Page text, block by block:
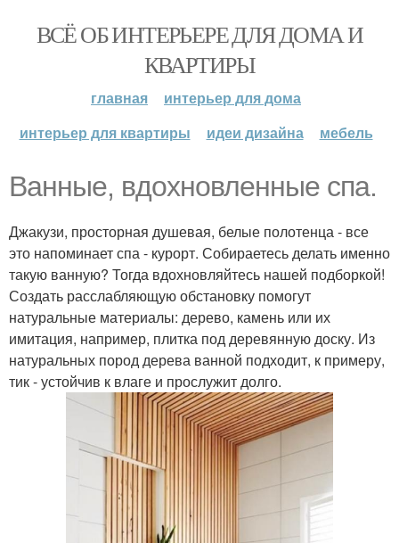
ВСЁ ОБ ИНТЕРЬЕРЕ ДЛЯ ДОМА И
КВАРТИРЫ
главная
интерьер для дома
интерьер для квартиры
идеи дизайна мебель
Ванные, вдохновленные спа.
Джакузи, просторная душевая, белые полотенца - все
это напоминает спа - курорт. Собираетесь делать именно
такую ванную? Тогда вдохновляйтесь нашей подборкой!
Создать расслабляющую обстановку помогут
натуральные материалы: дерево, камень или их
имитация, например, плитка под деревянную доску. Из
натуральных пород дерева ванной подходит, к примеру,
тик - устойчив к влаге и прослужит долго.